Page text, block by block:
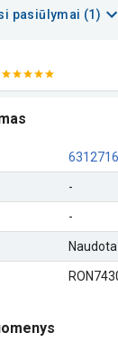
pasiūlymai (1)
-
-
Naudota